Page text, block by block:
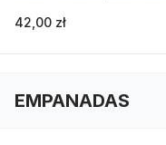
42,00 zł
EMPANADAS